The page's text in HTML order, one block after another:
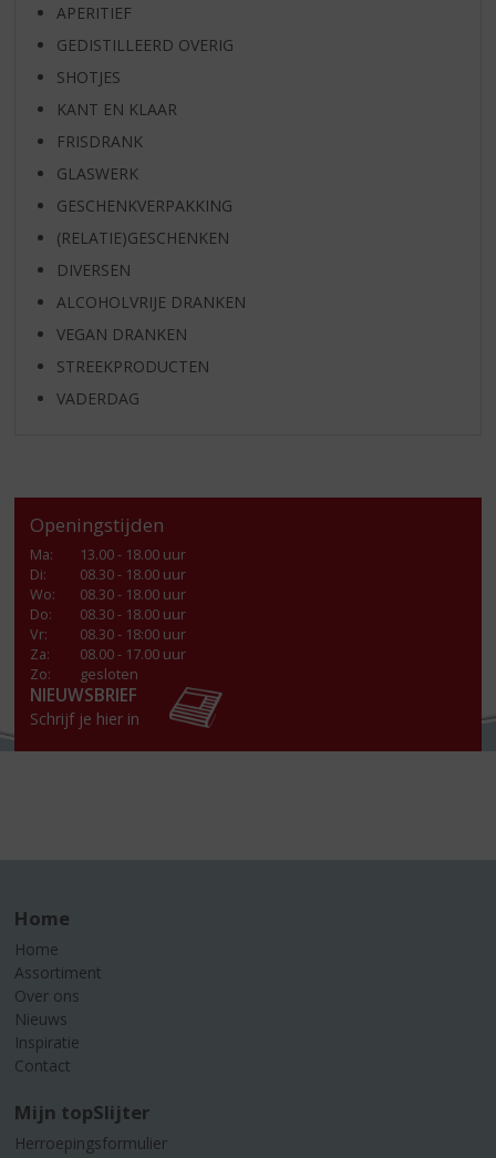
APERITIEF
GEDISTILLEERD OVERIG
SHOTJES
KANT EN KLAAR
FRISDRANK
GLASWERK
GESCHENKVERPAKKING
(RELATIE)GESCHENKEN
DIVERSEN
ALCOHOLVRIJE DRANKEN
VEGAN DRANKEN
STREEKPRODUCTEN
VADERDAG
Openingstijden
Ma:
13.00 - 18.00 uur
Di:
08.30 - 18.00 uur
Wo:
08.30 - 18.00 uur
Do:
08.30 - 18.00 uur
Vr:
08.30 - 18:00 uur
Za:
08.00 - 17.00 uur
Zo:
gesloten
NIEUWSBRIEF
Schrijf je hier in
Home
Home
Assortiment
Over ons
Nieuws
Inspiratie
Contact
Mijn topSlijter
Herroepingsformulier